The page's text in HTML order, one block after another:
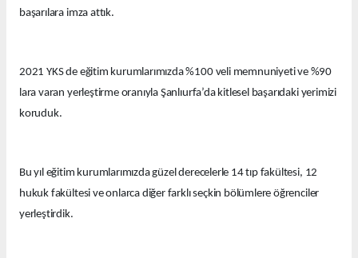
başarılara imza attık.
2021 YKS de eğitim kurumlarımızda %100 veli memnuniyeti ve %90
lara varan yerleştirme oranıyla Şanlıurfa’da kitlesel başarıdaki yerimizi
koruduk.
Bu yıl eğitim kurumlarımızda güzel derecelerle 14 tıp fakültesi, 12
hukuk fakültesi ve onlarca diğer farklı seçkin bölümlere öğrenciler
yerleştirdik.